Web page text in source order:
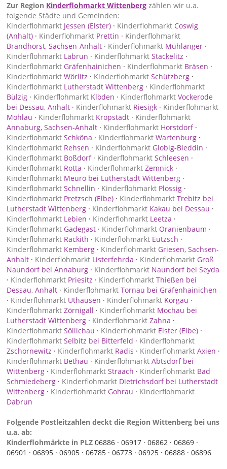
Zur Region Kinderflohmarkt Wittenberg zählen wir u.a.
folgende Städte und Gemeinden:
Kinderflohmarkt Jessen (Elster) · Kinderflohmarkt Coswig
(Anhalt) · Kinderflohmarkt Prettin · Kinderflohmarkt
Brandhorst, Sachsen-Anhalt · Kinderflohmarkt Mühlanger ·
Kinderflohmarkt Labrun · Kinderflohmarkt Stackelitz ·
Kinderflohmarkt Gräfenhainichen · Kinderflohmarkt Bräsen ·
Kinderflohmarkt Wörlitz · Kinderflohmarkt Schützberg ·
Kinderflohmarkt Lutherstadt Wittenberg · Kinderflohmarkt
Bülzig · Kinderflohmarkt Klöden · Kinderflohmarkt Vockerode
bei Dessau, Anhalt · Kinderflohmarkt Riesigk · Kinderflohmarkt
Möhlau · Kinderflohmarkt Kropstädt · Kinderflohmarkt
Annaburg, Sachsen-Anhalt · Kinderflohmarkt Horstdorf·
Kinderflohmarkt Schköna · Kinderflohmarkt Wartenburg ·
Kinderflohmarkt Rehsen · Kinderflohmarkt Globig-Bleddin ·
Kinderflohmarkt Boßdorf· Kinderflohmarkt Schleesen ·
Kinderflohmarkt Rotta · Kinderflohmarkt Zemnick ·
Kinderflohmarkt Meuro bei Lutherstadt Wittenberg ·
Kinderflohmarkt Schnellin · Kinderflohmarkt Plossig ·
Kinderflohmarkt Pretzsch (Elbe) · Kinderflohmarkt Trebitz bei
Lutherstadt Wittenberg · Kinderflohmarkt Kakau bei Dessau ·
Kinderflohmarkt Lebien · Kinderflohmarkt Leetza ·
Kinderflohmarkt Gadegast · Kinderflohmarkt Oranienbaum ·
Kinderflohmarkt Rackith · Kinderflohmarkt Eutzsch ·
Kinderflohmarkt Kemberg · Kinderflohmarkt Griesen, Sachsen-
Anhalt · Kinderflohmarkt Listerfehrda · Kinderflohmarkt Groß
Naundorf bei Annaburg · Kinderflohmarkt Naundorf bei Seyda
· Kinderflohmarkt Priesitz · Kinderflohmarkt Thießen bei
Dessau, Anhalt · Kinderflohmarkt Tornau bei Gräfenhainichen
· Kinderflohmarkt Uthausen · Kinderflohmarkt Korgau ·
Kinderflohmarkt Zörnigall · Kinderflohmarkt Mochau bei
Lutherstadt Wittenberg · Kinderflohmarkt Zahna ·
Kinderflohmarkt Söllichau · Kinderflohmarkt Elster (Elbe) ·
Kinderflohmarkt Selbitz bei Bitterfeld · Kinderflohmarkt
Zschornewitz · Kinderflohmarkt Radis · Kinderflohmarkt Axien ·
Kinderflohmarkt Bethau · Kinderflohmarkt Abtsdorf bei
Wittenberg · Kinderflohmarkt Straach · Kinderflohmarkt Bad
Schmiedeberg · Kinderflohmarkt Dietrichsdorf bei Lutherstadt
Wittenberg · Kinderflohmarkt Gohrau · Kinderflohmarkt
Dabrun
Folgende Postleitzahlen deckt die Region Wittenberg bei uns
u.a. ab:
Kinderflohmärkte in PLZ06886 ·06917 ·06862 ·06869 ·
06901 ·06895 ·06905 ·06785 ·06773 ·06925 ·06888 ·06896